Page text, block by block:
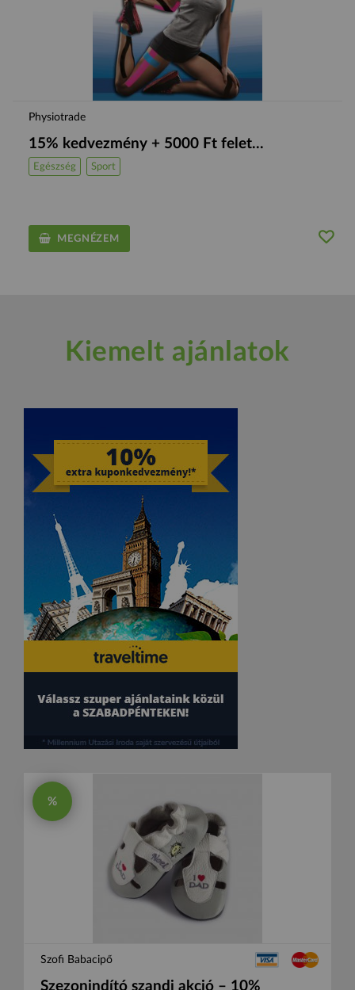
Physiotrade
15% kedvezmény + 5000 Ft felet...
Egészség Sport
MEGNÉZEM
Kiemelt ajánlatok
%
Szofi Babacipő
Szezonindító szandi akció – 10%